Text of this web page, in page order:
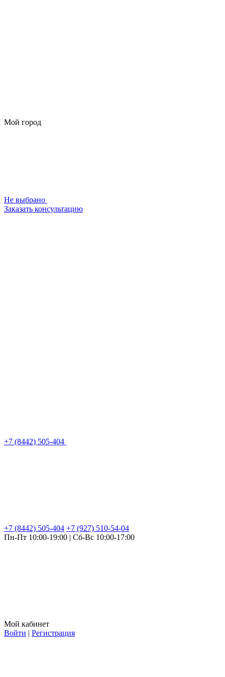
Мой город
Не выбрано
Заказать консультацию
+7 (8442) 505-404
+7 (8442) 505-404 +7 (927) 510-54-04
Пн-Пт 10:00-19:00 | Сб-Вс 10:00-17:00
Мой кабинет
Войти | Регистрация